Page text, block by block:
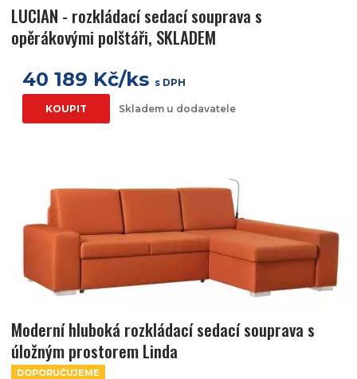
LUCIAN - rozkládací sedací souprava s
opěrákovými polštáři, SKLADEM
40 189 Kč/ks s DPH
KOUPIT Skladem u dodavatele
Moderní hluboká rozkládací sedací souprava s
úložným prostorem Linda
DOPORUČUJEME